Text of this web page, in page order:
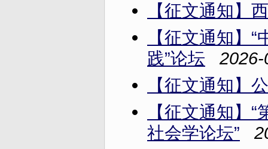
【征文通知】
【征文通知】
践”论坛
【征文通知】
【征文通知】
社会学论坛”